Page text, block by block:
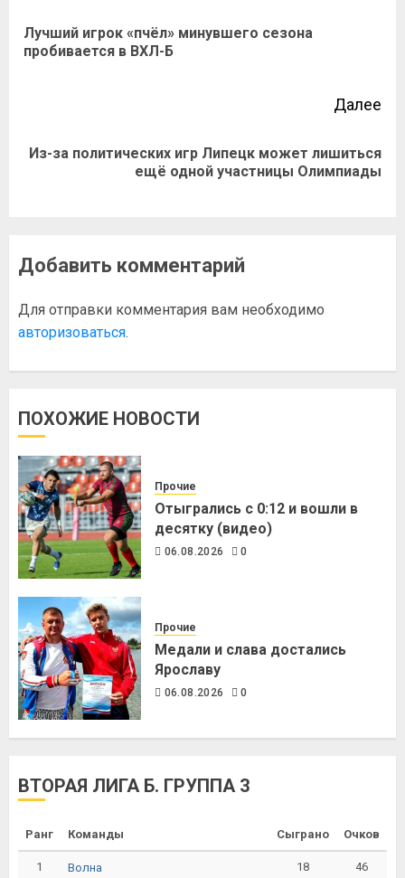
Лучший игрок «пчёл» минувшего сезона
пробивается в ВХЛ-Б
Далее
Из-за политических игр Липецк может лишиться
ещё одной участницы Олимпиады
Добавить комментарий
Для отправки комментария вам необходимо
авторизоваться.
ПОХОЖИЕ НОВОСТИ
Прочие
Отыгрались с 0:12 и вошли в
десятку (видео)
06.08.2026 0
Прочие
Медали и слава достались
Ярославу
06.08.2026 0
ВТОРАЯ ЛИГА Б. ГРУППА 3
Ранг Команды Сыграно Очков
1 Волна 18 46